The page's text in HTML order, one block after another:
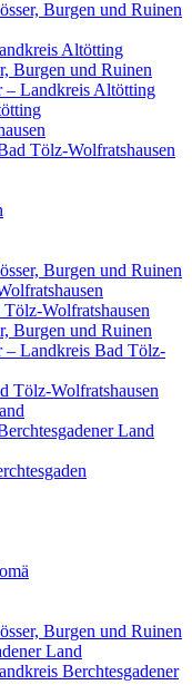
Burgen und Ruinen
Altötting
Burgen und Ruinen
– Landkreis Altötting
Tölz-Wolfratshausen
Burgen und Ruinen
Wolfratshausen
Burgen und Ruinen
– Landkreis Bad Tölz-
Tölz-Wolfratshausen
Land
Burgen und Ruinen
Land
Berchtesgadener